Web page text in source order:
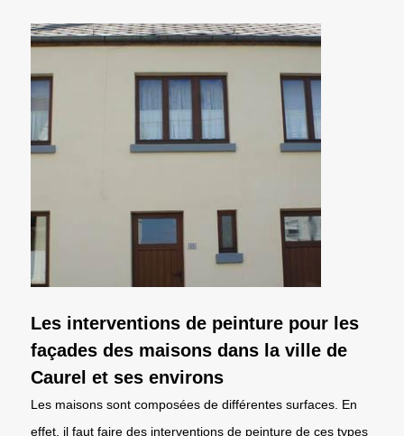
Les interventions de peinture pour les
façades des maisons dans la ville de
Caurel et ses environs
Les maisons sont composées de différentes surfaces. En
effet, il faut faire des interventions de peinture de ces types